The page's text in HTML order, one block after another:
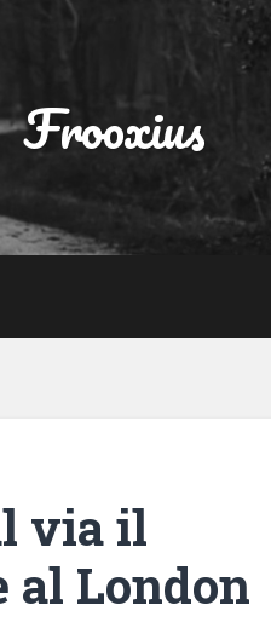
Frooxius
via il
al London